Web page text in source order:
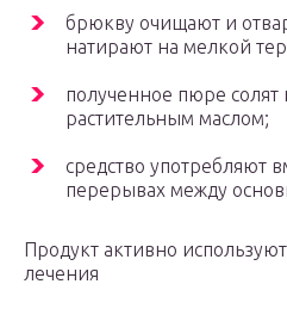
брюкву очищают и
натирают на мелкой
полученное пюре
растительным маслом;
средство употребляют
перерывах между
Продукт активно
лечения